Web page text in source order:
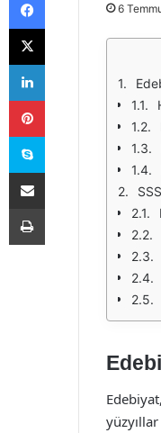
6
X
LinkedIn
Pinterest
Skype
E-Posta ile paylaş